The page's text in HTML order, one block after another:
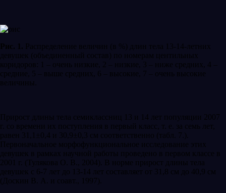
Рис. 1. Распределение величин (в %) длин тела 13-14-летних
девушек (объединенный состав) по номерам центильных
коридоров: 1 – очень низкие, 2 – низкие, 3 – ниже средних, 4 –
средние, 5 – выше средних, 6 – высокие, 7 – очень высокие
величины.
Прирост длины тела семиклассниц 13 и 14 лет популяции 2007
г. со времени их поступления в первый класс, т. е. за семь лет,
равен 31,1±0,4 и 30,9±0,3 см соответственно (табл. 7.).
Первоначальное морфофункциональное исследование этих
девушек в рамках научной работы проведено в первом классе в
2001 г. (Тулякова О. В., 2004). В норме прирост длины тела
девушек с 6-7 лет до 13-14 лет составляет от 31,8 см до 40,9 см
(Доскин В. А. и соавт., 1997).